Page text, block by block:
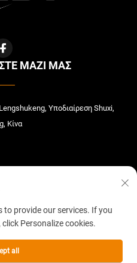
ΜΑΖΙ ΜΑΣ
Υποδιαίρεση Shuxi,
Κίνα
Yedi Industry And Trade Co., Ltd. Με
Πολιτική απορρήτου
to provide our services. If you
Personalize cookies.
all